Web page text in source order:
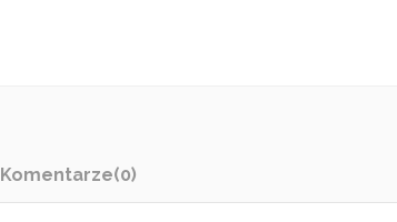
Komentarze(0)